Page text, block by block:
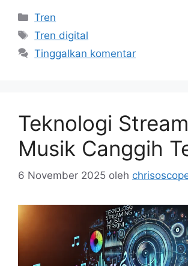
Kategori
Tren
Tag
Tren digital
Tinggalkan komentar
Teknologi
Musik Canggih
6 November 2025 oleh